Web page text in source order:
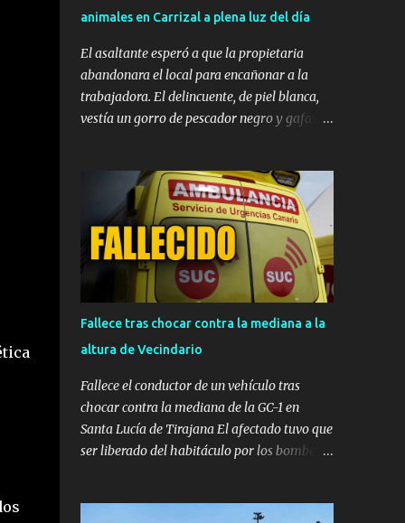
animales en Carrizal a plena luz del día
El asaltante esperó a que la propietaria
abandonara el local para encañonar a la
trabajadora. El delincuente, de piel blanca,
vestía un gorro de pescador negro y gafas de
horas de la tarde de este miércoles en la
localidad de Carrizal, en el municipio de
Ingenio. La tienda de mascotas 'Territorio
Animal', ubicada frente al Centro de Salud de
Carrizal, fue víctima de un atraco a punta de
pistola a plena luz del día. ​Los hechos se
registraron en la franja horaria
horas , momento en el que el delincuente
irrumpió en el establecimiento sembrando el
pánico. ​Esperó a que la dueña se fuera para
actuar ​Según se observa en las imágenes
registradas por el sistema de videovigilancia
antes de actuar. El sujeto aguardó en las
Fallece tras chocar contra la mediana a la
altura de Vecindario
Fallece el conductor de un vehículo tras
chocar contra la mediana de la GC-1 en
Santa Lucía de Tirajana El afectado tuvo que
ser liberado del habitáculo por los bomberos
Insular, donde finalmente se confirmó su